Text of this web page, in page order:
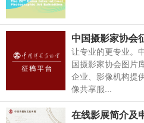
中国摄影家协会
让专业的更专业。
国摄影家协会图片
企业、影像机构提
像共享服...
在线影展简介及